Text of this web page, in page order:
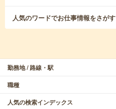
人気のワードでお仕事情報をさがす
勤務地 / 路線・駅
職種
人気の検索インデックス